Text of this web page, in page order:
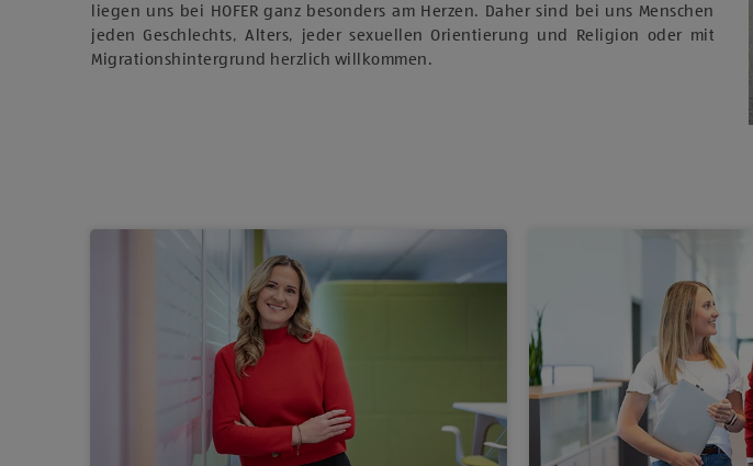
liegen uns bei HOFER ganz besonders am Herzen. Daher sind bei uns Menschen
jeden Geschlechts, Alters, jeder sexuellen Orientierung und Religion oder mit
Migrationshintergrund herzlich willkommen.